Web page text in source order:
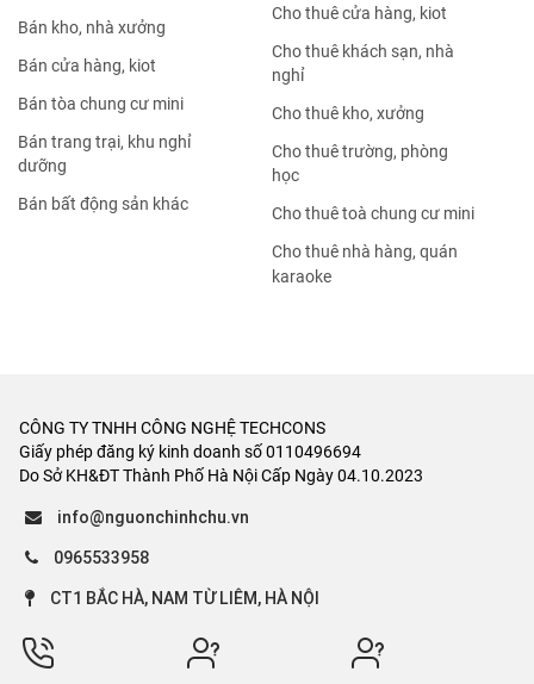
Bán kho, nhà xưởng
Bán cửa hàng, kiot
Bán tòa chung cư mini
Bán trang trại, khu nghỉ
dưỡng
Bán bất động sản khác
Cho thuê cửa hàng, kiot
Cho thuê khách sạn, nhà
nghỉ
Cho thuê kho, xưởng
Cho thuê trường, phòng
học
Cho thuê toà chung cư mini
Cho thuê nhà hàng, quán
karaoke
CÔNG TY TNHH CÔNG NGHỆ TECHCONS
Giấy phép đăng ký kinh doanh số 0110496694
Do Sở KH&ĐT Thành Phố Hà Nội Cấp Ngày 04.10.2023
info@nguonchinhchu.vn
0965533958
CT1 BẮC HÀ, NAM TỪ LIÊM, HÀ NỘI